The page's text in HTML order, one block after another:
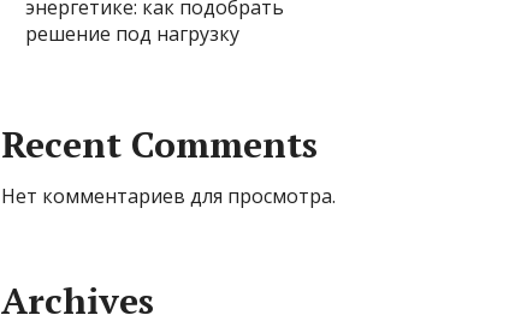
энергетике: как подобрать
решение под нагрузку
Recent Comments
Нет комментариев для просмотра.
Archives